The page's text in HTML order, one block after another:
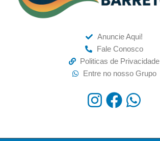
Anuncie Aqui!
Fale Conosco
Politicas de Privacidade
Entre no nosso Grupo